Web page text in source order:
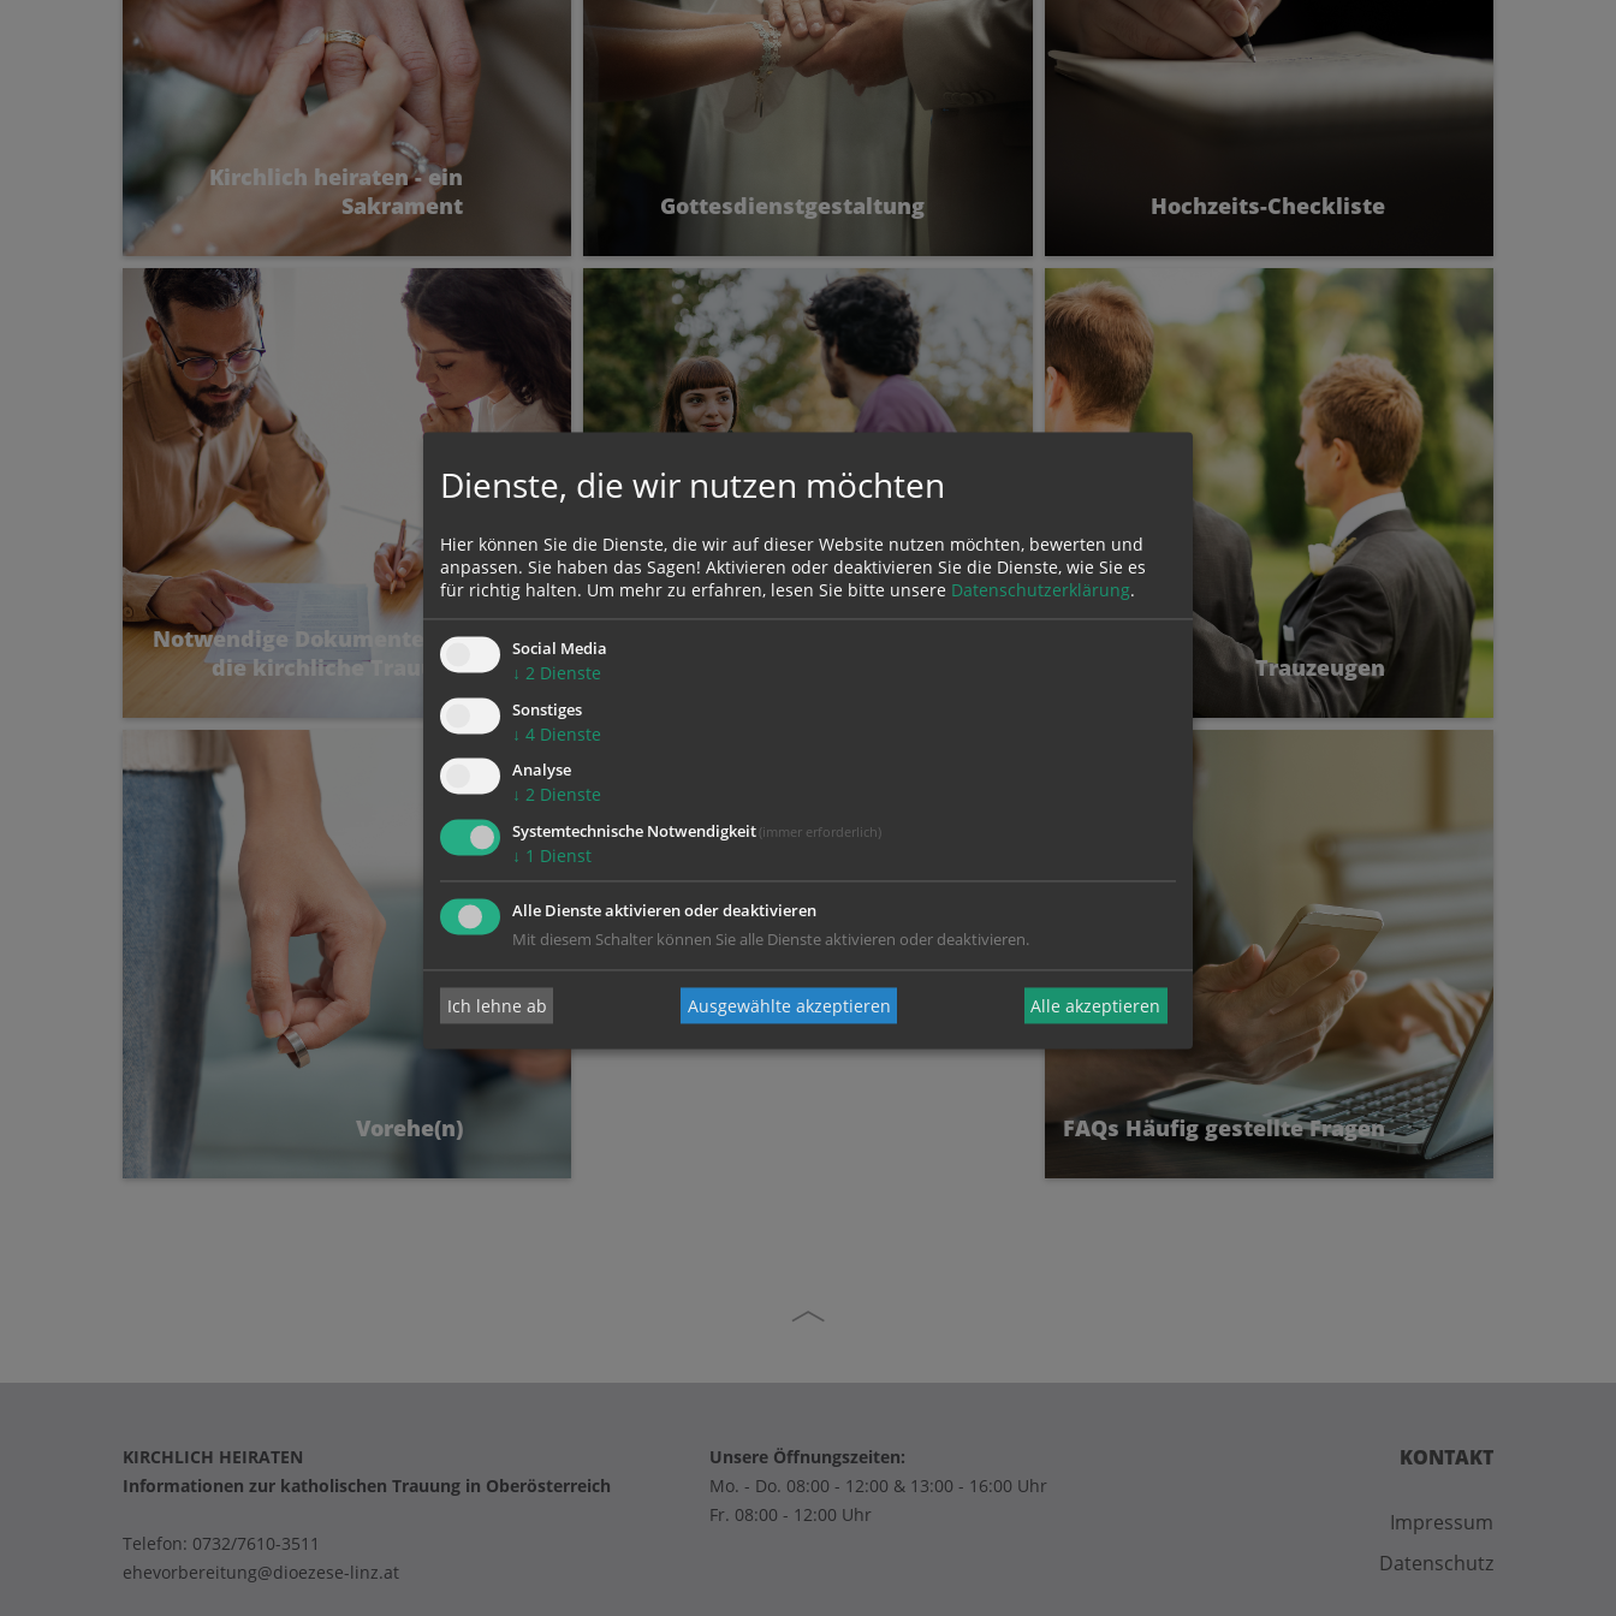
Kirchlich heiraten - ein
Sakrament
Wie die katholische Kirche die Ehe
versteht
Gottesdienstgestaltung
feierlicher Rahmen für Ihren großen Tag
– sie ist ein Moment, in dem Ihre Liebe
in Gottes Liebe eingebettet wird.
Hochzeits-Checkliste
Notwendige Dokumente für
die kirchliche Trauung
Damit alles problemlos verläuft
Trauzeugen
Ihre Begleiter am Hochzeitstag
Vorehe(n)
Trauung?
FAQs Häufig gestellte Fragen
KONTAKT
Impressum
Datenschutz
KIRCHLICH HEIRATEN
Informationen zur katholischen Trauung in Oberösterreich
Telefon: 0732/7610-3511
ehevorbereitung@dioezese-linz.at
Unsere Öffnungszeiten:
Mo. - Do. 08:00 - 12:00 & 13:00 - 16:00 Uhr
Fr. 08:00 - 12:00 Uhr
Dienste, die wir nutzen möchten
Hier können Sie die Dienste, die wir auf dieser Website nutzen möchten, bewerten und
anpassen. Sie haben das Sagen! Aktivieren oder deaktivieren Sie die Dienste, wie Sie es
für richtig halten. Um mehr zu erfahren, lesen Sie bitte unsere Datenschutzerklärung.
Social Media
↓ 2 Dienste
Sonstiges
↓ 4 Dienste
Analyse
↓ 2 Dienste
Systemtechnische Notwendigkeit (immer erforderlich)
↓ 1 Dienst
Alle Dienste aktivieren oder deaktivieren
Mit diesem Schalter können Sie alle Dienste aktivieren oder deaktivieren.
Ich lehne ab Ausgewählte akzeptieren Alle akzeptieren